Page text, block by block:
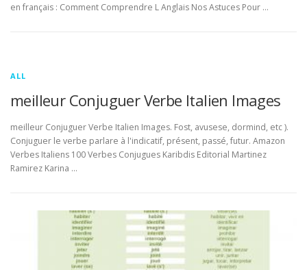
en français : Comment Comprendre L Anglais Nos Astuces Pour …
ALL
meilleur Conjuguer Verbe Italien Images
meilleur Conjuguer Verbe Italien Images. Fost, avusese, dormind, etc ).
Conjuguer le verbe parlare à l'indicatif, présent, passé, futur. Amazon
Verbes Italiens 100 Verbes Conjugues Karibdis Editorial Martinez
Ramirez Karina …